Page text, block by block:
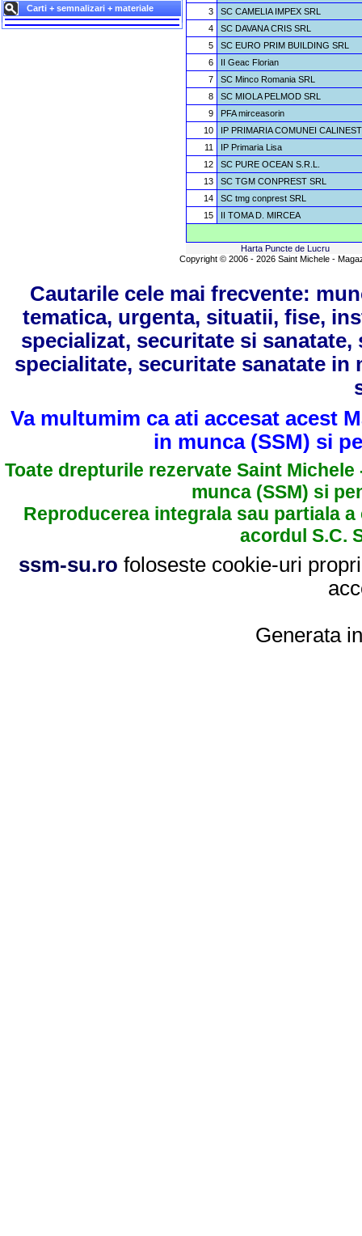
Carti + semnalizari + materiale
3
SC CAMELIA IMPEX SRL
4
SC DAVANA CRIS SRL
5
SC EURO PRIM BUILDING SRL
6
II Geac Florian
7
SC Minco Romania SRL
8
SC MIOLA PELMOD SRL
9
PFA mirceasorin
10
IP PRIMARIA COMUNEI
11
IP Primaria Lisa
12
SC PURE OCEAN S.R.L.
13
SC TGM CONPREST SRL
14
SC tmg conprest SRL
15
II TOMA D. MIRCEA
Harta Puncte de Lucru
Copyright © 2006 - 2026 Saint Michele -
Cautarile cele mai frecvente:
tematica, urgenta, situatii, fise,
specializat, securitate si
specialitate, securitate sanatate in
Va multumim ca ati accesat acest
in munca (SSM) si
Toate drepturile rezervate Saint
munca (SSM) si
Reproducerea integrala sau partiala
acordul S.C.
ssm-su.ro foloseste cookie-uri
Generata